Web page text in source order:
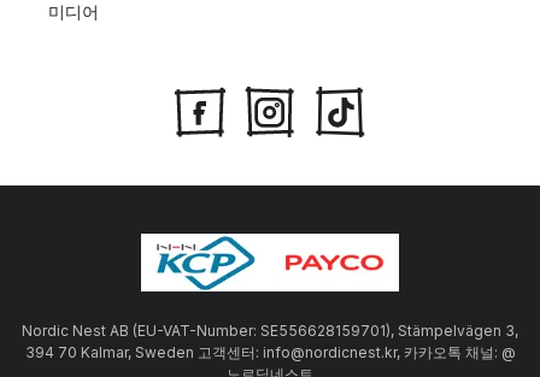
미디어
Nordic Nest AB (EU-VAT-Number: SE556628159701), Stämpelvägen 3,
394 70 Kalmar, Sweden 고객센터: info@nordicnest.kr, 카카오톡 채널: @